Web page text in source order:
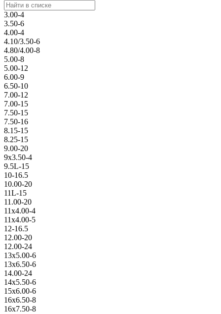
3.00-4
3.50-6
4.00-4
4.10/3.50-6
4.80/4.00-8
5.00-8
5.00-12
6.00-9
6.50-10
7.00-12
7.00-15
7.50-15
7.50-16
8.15-15
8.25-15
9.00-20
9x3.50-4
9.5L-15
10-16.5
10.00-20
11L-15
11.00-20
11x4.00-4
11x4.00-5
12-16.5
12.00-20
12.00-24
13x5.00-6
13x6.50-6
14.00-24
14x5.50-6
15x6.00-6
16x6.50-8
16x7.50-8